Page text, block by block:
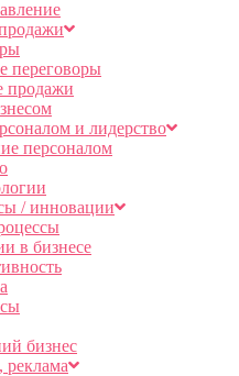
переговоры
продажи
и лидерство
персоналом
/ инновации
в бизнесе
бизнес
реклама